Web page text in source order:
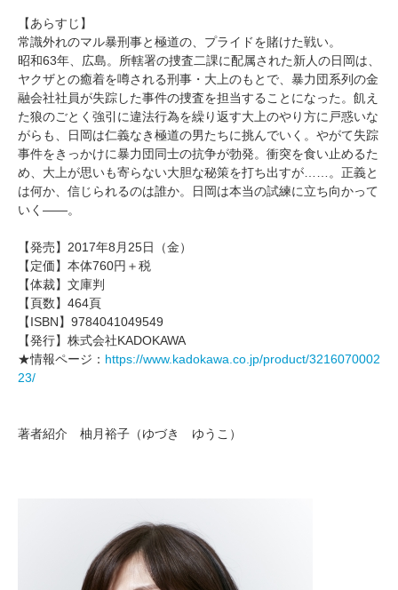
【あらすじ】
常識外れのマル暴刑事と極道の、プライドを賭けた戦い。
昭和63年、広島。所轄署の捜査二課に配属された新人の日岡は、
ヤクザとの癒着を噂される刑事・大上のもとで、暴力団系列の金
融会社社員が失踪した事件の捜査を担当することになった。飢え
た狼のごとく強引に違法行為を繰り返す大上のやり方に戸惑いな
がらも、日岡は仁義なき極道の男たちに挑んでいく。やがて失踪
事件をきっかけに暴力団同士の抗争が勃発。衝突を食い止めるた
め、大上が思いも寄らない大胆な秘策を打ち出すが……。正義と
は何か、信じられるのは誰か。日岡は本当の試練に立ち向かって
いく――。
【発売】2017年8月25日（金）
【定価】本体760円＋税
【体裁】文庫判
【頁数】464頁
【ISBN】9784041049549
【発行】株式会社KADOKAWA
★情報ページ： https://www.kadokawa.co.jp/product/3216070002
23/
著者紹介 柚月裕子（ゆづき ゆうこ）